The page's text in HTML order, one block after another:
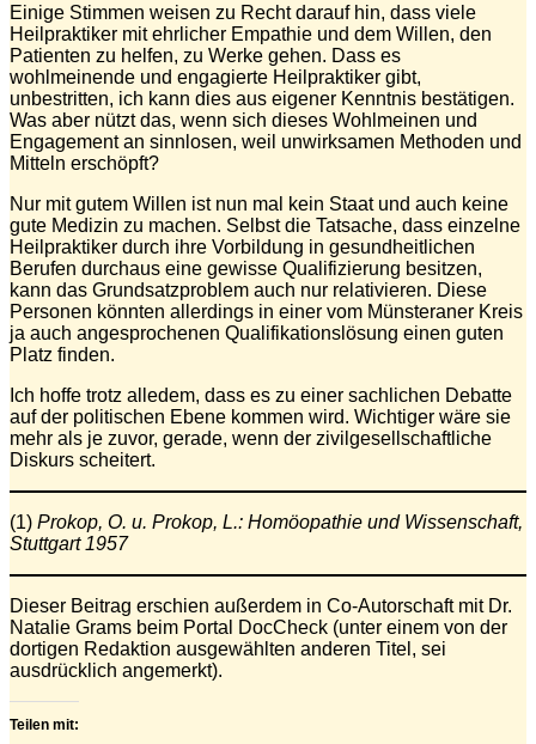
Einige Stimmen weisen zu Recht darauf hin, dass viele
Heilpraktiker mit ehrlicher Empathie und dem Willen, den
Patienten zu helfen, zu Werke gehen. Dass es
wohlmeinende und engagierte Heilpraktiker gibt,
unbestritten, ich kann dies aus eigener Kenntnis bestätigen.
Was aber nützt das, wenn sich dieses Wohlmeinen und
Engagement an sinnlosen, weil unwirksamen Methoden und
Mitteln erschöpft?
Nur mit gutem Willen ist nun mal kein Staat und auch keine
gute Medizin zu machen. Selbst die Tatsache, dass einzelne
Heilpraktiker durch ihre Vorbildung in gesundheitlichen
Berufen durchaus eine gewisse Qualifizierung besitzen,
kann das Grundsatzproblem auch nur relativieren. Diese
Personen könnten allerdings in einer vom Münsteraner Kreis
ja auch angesprochenen Qualifikationslösung einen guten
Platz finden.
Ich hoffe trotz alledem, dass es zu einer sachlichen Debatte
auf der politischen Ebene kommen wird. Wichtiger wäre sie
mehr als je zuvor, gerade, wenn der zivilgesellschaftliche
Diskurs scheitert.
(1) Prokop, O. u. Prokop, L.: Homöopathie und Wissenschaft,
Stuttgart 1957
Dieser Beitrag erschien außerdem in Co-Autorschaft mit Dr.
Natalie Grams beim Portal DocCheck (unter einem von der
dortigen Redaktion ausgewählten anderen Titel, sei
ausdrücklich angemerkt).
Teilen mit: